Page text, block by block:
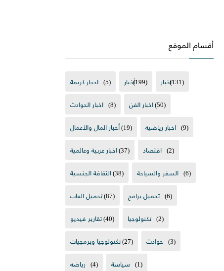
أقسام الموقع
احجار كريمة (5) أخبار(199) اخبار(131)
اخبار الحوادث (8) اخبار الفن(50)
أخبار المال والأعمال(19) اخبار رياضية (9)
اخبار عربية وعالمية(37) اقتصاد (2)
الثقافة الجنسية(38) السفر والسياحة (6)
تحميل العاب(87) تحميل برامج (6)
تقارير فيديو(40) تكنولوجيا (2)
تكنولوجيا وبرمجيات(27) حوادث (3)
رياضه (4) سياسة (1)